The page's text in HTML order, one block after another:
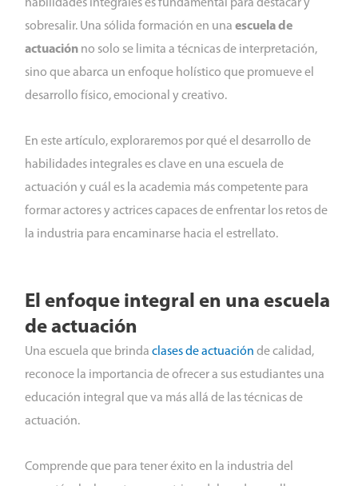
habilidades integrales es fundamental para destacar y
sobresalir. Una sólida formación en unaescuela de
actuación no solo se limita a técnicas de interpretación,
sino que abarca un enfoque holístico que promueve el
desarrollo físico, emocional y creativo.
En este artículo, exploraremos por qué el desarrollo de
habilidades integrales es clave en una escuela de
actuación y cuál es la academia más competente para
formar actores y actrices capaces de enfrentar los retos de
la industria para encaminarse hacia el estrellato.
El enfoque integral en una escuela
de actuación
Una escuela que brindaclases de actuación de calidad,
reconoce la importancia de ofrecer a sus estudiantes una
educación integral que va más allá de las técnicas de
actuación.
Comprende que para tener éxito en la industria del